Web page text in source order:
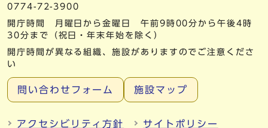
0774-72-3900
開庁時間 月曜日から金曜日 午前9時00分から午後4時
30分まで（祝日・年末年始を除く）
開庁時間が異なる組織、施設がありますのでご注意くださ
い
問い合わせフォーム 施設マップ
アクセシビリティ方針 サイトポリシー